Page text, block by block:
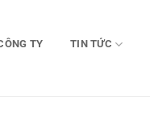
TY TIN TỨC